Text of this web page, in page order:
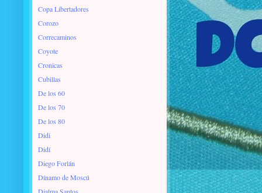
Copa Libertadores
Corozo
Correcaminos
Coyote
Cronicas
Cubillas
De los 60
De los 70
De los 80
Didi
Didí
Diego Forlán
Dínamo de Moscú
Djalma Santos